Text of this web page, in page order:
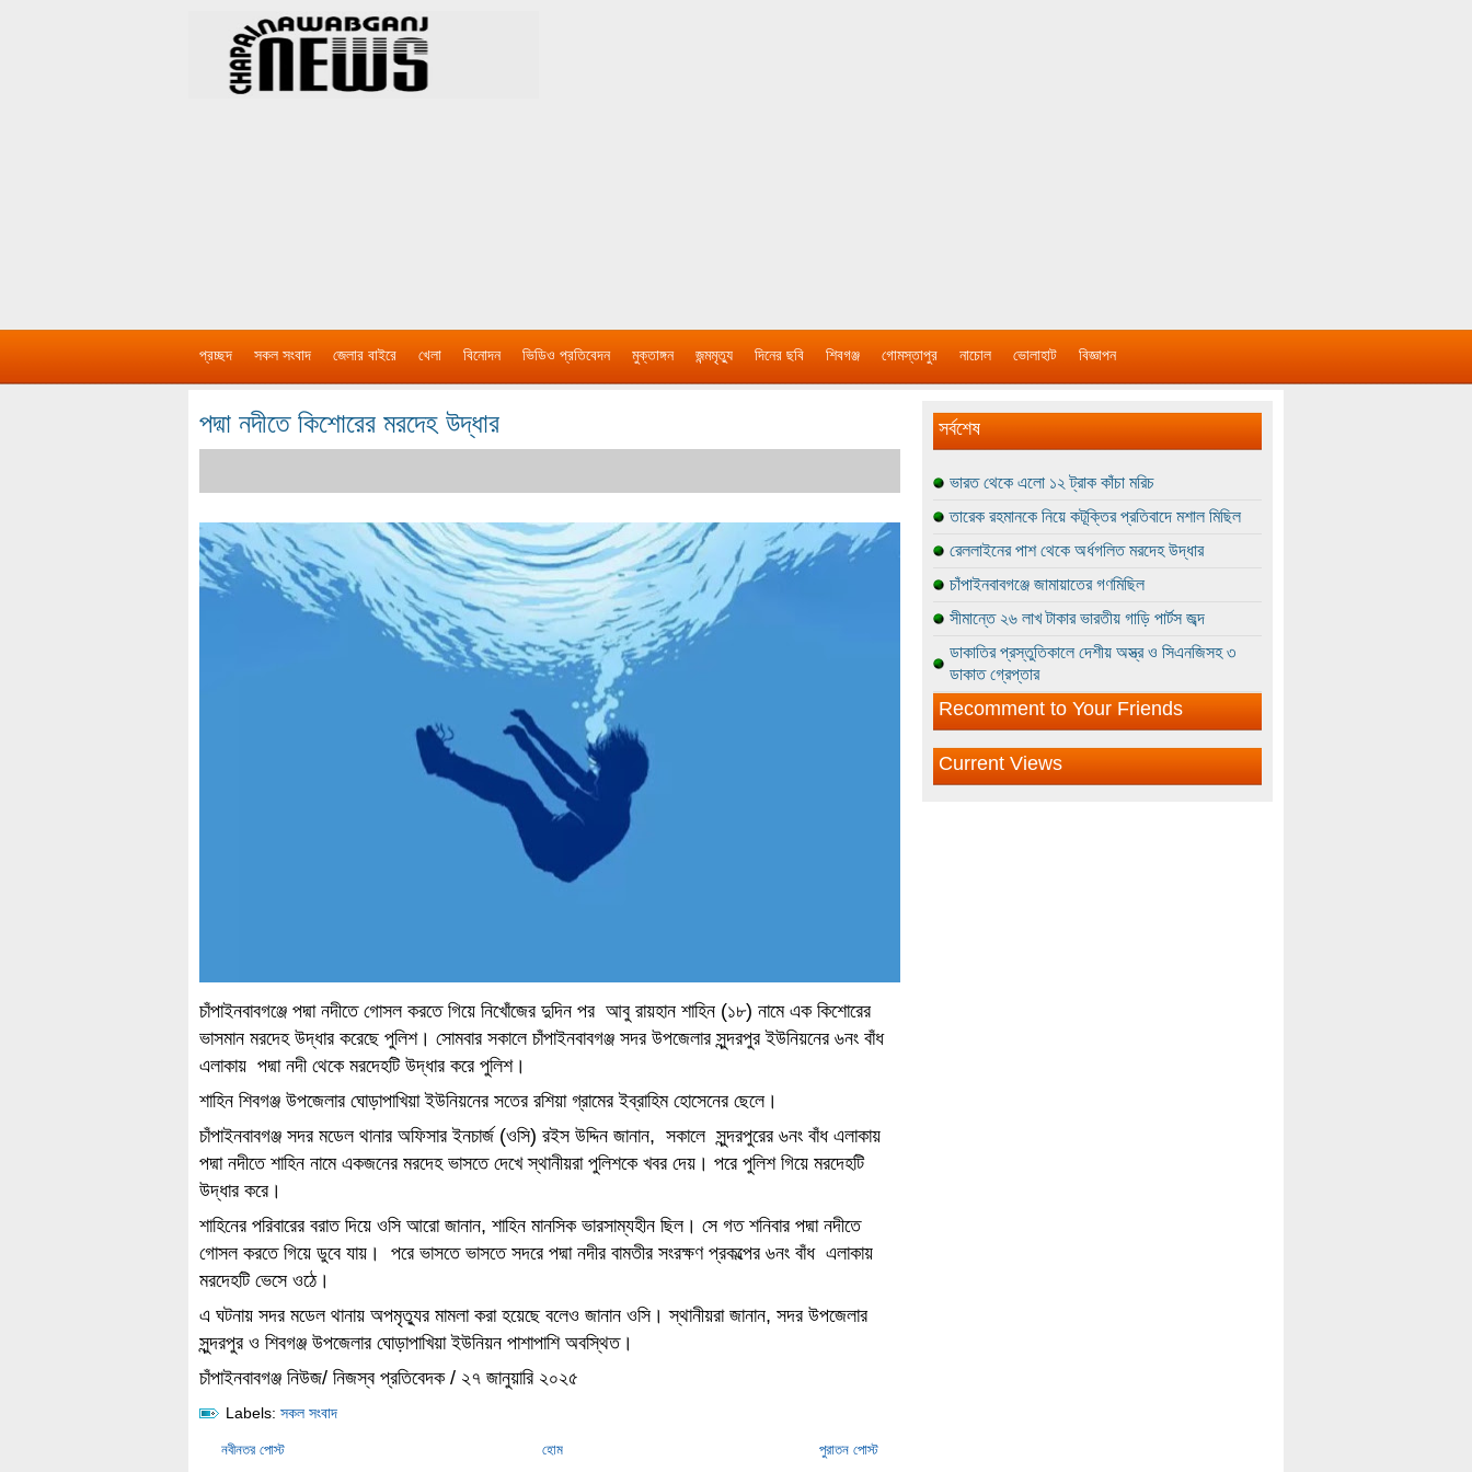
প্রচ্ছদ সকল সংবাদ জেলার বাইরে খেলা বিনোদন ভিডিও প্রতিবেদন মুক্তাঙ্গন জন্মমৃত্যু দিনের ছবি শিবগঞ্জ গোমস্তাপুর নাচোল ভোলাহাট বিজ্ঞাপন
পদ্মা নদীতে কিশোরের মরদেহ উদ্ধার
চাঁপাইনবাবগঞ্জে পদ্মা নদীতে গোসল করতে গিয়ে নিখোঁজের দুদিন পর আবু রায়হান শাহিন (১৮) নামে এক কিশোরের
ভাসমান মরদেহ উদ্ধার করেছে পুলিশ। সোমবার সকালে চাঁপাইনবাবগঞ্জ সদর উপজেলার সুন্দরপুর ইউনিয়নের ৬নং বাঁধ
এলাকায় পদ্মা নদী থেকে মরদেহটি উদ্ধার করে পুলিশ।
শাহিন শিবগঞ্জ উপজেলার ঘোড়াপাখিয়া ইউনিয়নের সতের রশিয়া গ্রামের ইব্রাহিম হোসেনের ছেলে।
চাঁপাইনবাবগঞ্জ সদর মডেল থানার অফিসার ইনচার্জ (ওসি) রইস উদ্দিন জানান, সকালে সুন্দরপুরের ৬নং বাঁধ এলাকায়
পদ্মা নদীতে শাহিন নামে একজনের মরদেহ ভাসতে দেখে স্থানীয়রা পুলিশকে খবর দেয়। পরে পুলিশ গিয়ে মরদেহটি
উদ্ধার করে।
শাহিনের পরিবারের বরাত দিয়ে ওসি আরো জানান, শাহিন মানসিক ভারসাম্যহীন ছিল। সে গত শনিবার পদ্মা নদীতে
গোসল করতে গিয়ে ডুবে যায়। পরে ভাসতে ভাসতে সদরে পদ্মা নদীর বামতীর সংরক্ষণ প্রকল্পের ৬নং বাঁধ এলাকায়
মরদেহটি ভেসে ওঠে।
এ ঘটনায় সদর মডেল থানায় অপমৃত্যুর মামলা করা হয়েছে বলেও জানান ওসি। স্থানীয়রা জানান, সদর উপজেলার
সুন্দরপুর ও শিবগঞ্জ উপজেলার ঘোড়াপাখিয়া ইউনিয়ন পাশাপাশি অবস্থিত।
চাঁপাইনবাবগঞ্জ নিউজ/ নিজস্ব প্রতিবেদক / ২৭ জানুয়ারি ২০২৫
Labels: সকল সংবাদ
নবীনতর পোস্ট পুরাতন পোস্ট
হোম
সর্বশেষ
ভারত থেকে এলো ১২ ট্রাক কাঁচা মরিচ
তারেক রহমানকে নিয়ে কটূক্তির প্রতিবাদে মশাল মিছিল
রেললাইনের পাশ থেকে অর্ধগলিত মরদেহ উদ্ধার
চাঁপাইনবাবগঞ্জে জামায়াতের গণমিছিল
সীমান্তে ২৬ লাখ টাকার ভারতীয় গাড়ি পার্টস জব্দ
ডাকাতির প্রস্তুতিকালে দেশীয় অস্ত্র ও সিএনজিসহ ৩
ডাকাত গ্রেপ্তার
Recomment to Your Friends
Current Views